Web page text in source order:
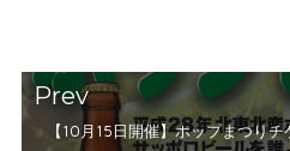
Prev
【10月15日開催】ホップまつり